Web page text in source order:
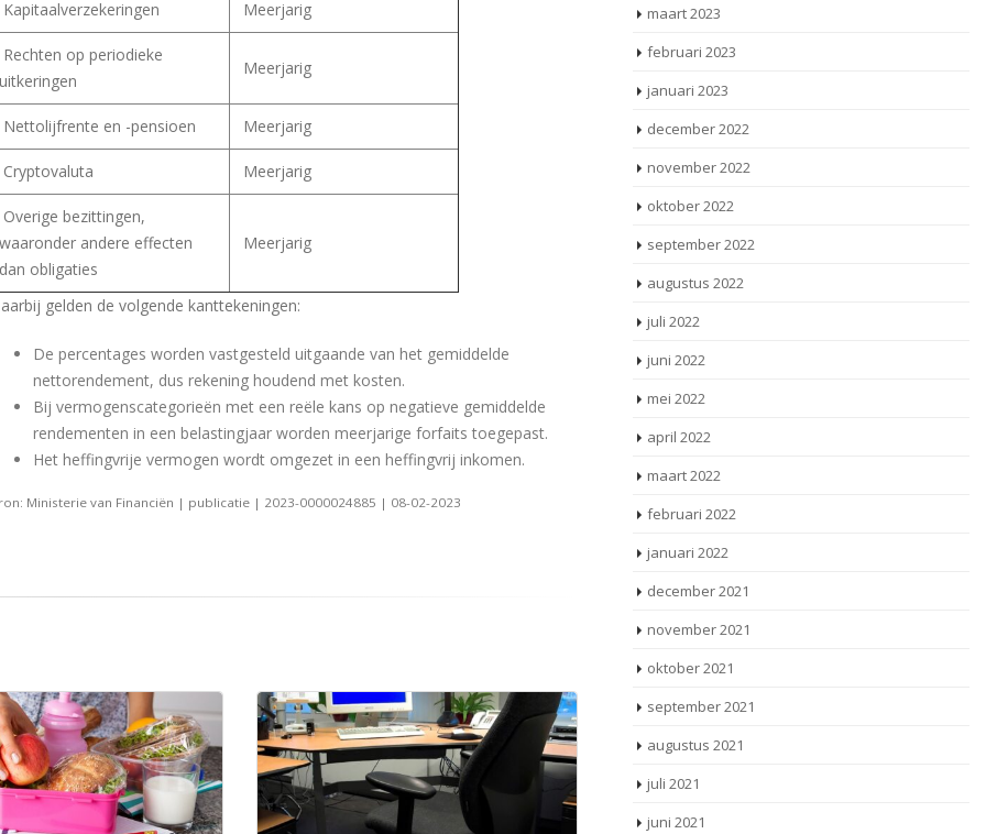
Kapitaalverzekeringen Meerjarig
Rechten op periodieke
uitkeringen
Meerjarig
Nettolijfrente en -pensioen Meerjarig
Cryptovaluta Meerjarig
Overige bezittingen,
waaronder andere effecten
dan obligaties
Meerjarig
gelden de volgende kanttekeningen:
De percentages worden vastgesteld uitgaande van het gemiddelde
nettorendement, dus rekening houdend met kosten.
Bij vermogenscategorieën met een reële kans op negatieve gemiddelde
rendementen in een belastingjaar worden meerjarige forfaits toegepast.
Het heffingvrije vermogen wordt omgezet in een heffingvrij inkomen.
Ministerie van Financiën | publicatie | 2023-0000024885 | 08-02-2023
maart 2023
februari 2023
januari 2023
december 2022
november 2022
oktober 2022
september 2022
augustus 2022
juli 2022
juni 2022
mei 2022
april 2022
maart 2022
februari 2022
januari 2022
december 2021
november 2021
oktober 2021
september 2021
augustus 2021
juli 2021
juni 2021